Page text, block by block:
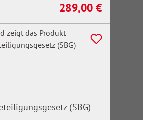
Regulärer Preis:
289,00 €
(SBG)